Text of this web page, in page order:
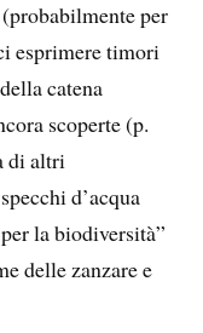
per
esprimere timori
catena
scoperte (p.
di altri
d’acqua
la biodiversità”
delle zanzare e